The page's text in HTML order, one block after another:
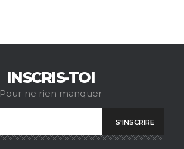
INSCRIS-TOI
Pour ne rien manquer